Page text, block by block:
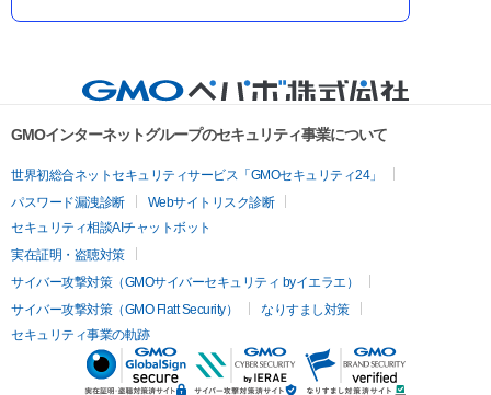
GMOインターネットグループのセキュリティ事業について
世界初総合ネットセキュリティサービス「GMOセキュリティ24」
パスワード漏洩診断
Webサイトリスク診断
セキュリティ相談AIチャットボット
実在証明・盗聴対策
サイバー攻撃対策（GMOサイバーセキュリティ byイエラエ）
サイバー攻撃対策（GMO Flatt Security）
なりすまし対策
セキュリティ事業の軌跡